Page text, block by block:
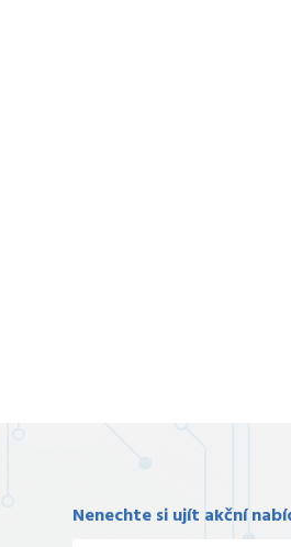
Nenechte si ujít akční